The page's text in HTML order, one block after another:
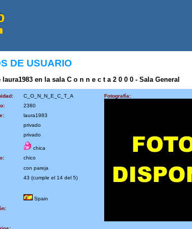
DE USUARIO
laura1983 en la sala C o n n e c t a 2 0 0 0 - Sala General
C_O_N_N_E_C_T_A
Fotografía:
2380
laura1983
privado
privado
chica
chico
con pareja
43 (cumple el 14 del 5)
Spain